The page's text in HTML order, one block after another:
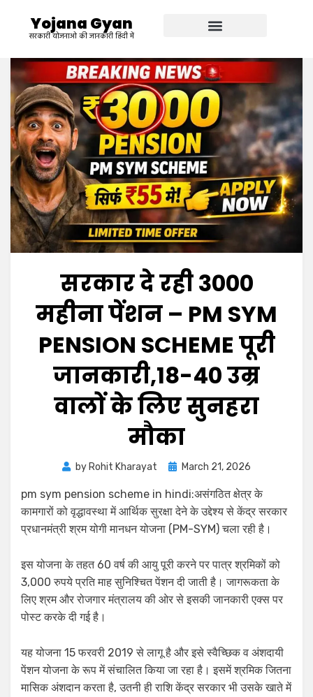
Yojana Gyan
सरकारी योजनाओ की जानकारी हिंदी में
सरकार दे रही ₹3000
महीना पेंशन – PM SYM
PENSION SCHEME पूरी
जानकारी,18-40 उम्र
वालों के लिए सुनहरा
मौका
by Rohit Kharayat March 21, 2026
pm sym pension scheme in hindi:असंगठित क्षेत्र के
कामगारों को वृद्धावस्था में आर्थिक सुरक्षा देने के उद्देश्य से केंद्र सरकार
प्रधानमंत्री श्रम योगी मानधन योजना (PM-SYM) चला रही है।
इस योजना के तहत 60 वर्ष की आयु पूरी करने पर पात्र श्रमिकों को
3,000 रुपये प्रति माह सुनिश्चित पेंशन दी जाती है। जागरूकता के
लिए श्रम और रोजगार मंत्रालय की ओर से इसकी जानकारी एक्स पर
पोस्ट करके दी गई है।
यह योजना 15 फरवरी 2019 से लागू है और इसे स्वैच्छिक व अंशदायी
पेंशन योजना के रूप में संचालित किया जा रहा है। इसमें श्रमिक जितना
मासिक अंशदान करता है, उतनी ही राशि केंद्र सरकार भी उसके खाते में